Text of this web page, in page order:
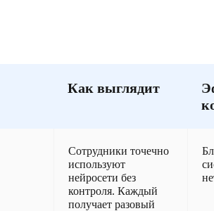
Как выглядит
Сотрудники точечно
используют
нейросети без
контроля. Каждый
получает разовый